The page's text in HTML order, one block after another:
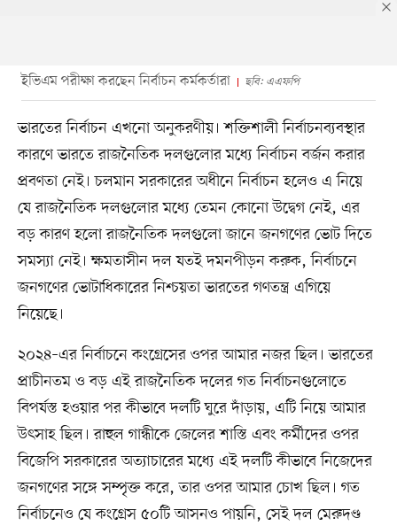
ইভিএম পরীক্ষা করছেন নির্বাচন কর্মকর্তারা ছবি: এএফপি
ভারতের নির্বাচন এখনো অনুকরণীয়। শক্তিশালী নির্বাচনব্যবস্থার
কারণে ভারতে রাজনৈতিক দলগুলোর মধ্যে নির্বাচন বর্জন করার
প্রবণতা নেই। চলমান সরকারের অধীনে নির্বাচন হলেও এ নিয়ে
যে রাজনৈতিক দলগুলোর মধ্যে তেমন কোনো উদ্বেগ নেই, এর
বড় কারণ হলো রাজনৈতিক দলগুলো জানে জনগণের ভোট দিতে
সমস্যা নেই। ক্ষমতাসীন দল যতই দমনপীড়ন করুক, নির্বাচনে
জনগণের ভোটাধিকারের নিশ্চয়তা ভারতের গণতন্ত্র এগিয়ে
নিয়েছে।
২০২৪–এর নির্বাচনে কংগ্রেসের ওপর আমার নজর ছিল। ভারতের
প্রাচীনতম ও বড় এই রাজনৈতিক দলের গত নির্বাচনগুলোতে
বিপর্যস্ত হওয়ার পর কীভাবে দলটি ঘুরে দাঁড়ায়, এটি নিয়ে আমার
উৎসাহ ছিল। রাহুল গান্ধীকে জেলের শাস্তি এবং কর্মীদের ওপর
বিজেপি সরকারের অত্যাচারের মধ্যে এই দলটি কীভাবে নিজেদের
জনগণের সঙ্গে সম্পৃক্ত করে, তার ওপর আমার চোখ ছিল। গত
নির্বাচনেও যে কংগ্রেস ৫০টি আসনও পায়নি, সেই দল মেরুদণ্ড